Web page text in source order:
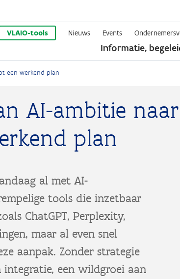
Overslaan
en
naar
de
VLAIO-tools Nieuws Events
Informatie,
een werkend plan
AI-ambitie naar
plan
al met AI-
tools die inzetbaar
ChatGPT, Perplexity,
maar al even snel
aanpak. Zonder strategie
integratie, een wildgroei aan